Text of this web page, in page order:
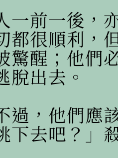
前一後，亦
都很順利，
驚醒；他們
脫出去。
，他們應該
下去吧？」